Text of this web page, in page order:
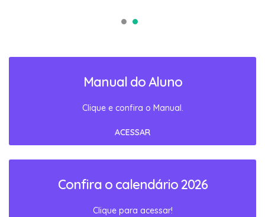
Manual do Aluno
Clique e confira o Manual.
ACESSAR
Confira o calendário 2026
Clique para acessar!